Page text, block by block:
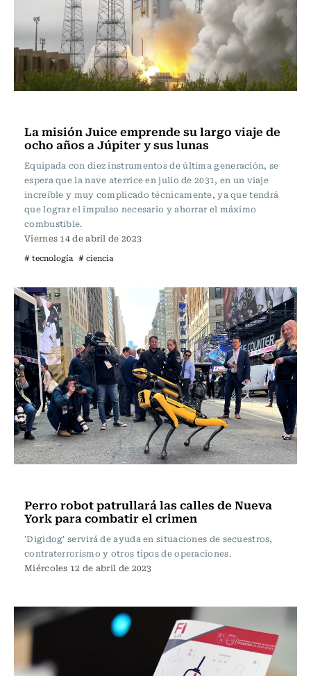
La misión Juice emprende su largo viaje de
ocho años a Júpiter y sus lunas
Equipada con diez instrumentos de última generación, se
espera que la nave aterrice en julio de 2031, en un viaje
increíble y muy complicado técnicamente, ya que tendrá
que lograr el impulso necesario y ahorrar el máximo
combustible.
Viernes 14 de abril de 2023
# tecnología # ciencia
Perro robot patrullará las calles de Nueva
York para combatir el crimen
'Digidog' servirá de ayuda en situaciones de secuestros,
contraterrorismo y otros tipos de operaciones.
Miércoles 12 de abril de 2023